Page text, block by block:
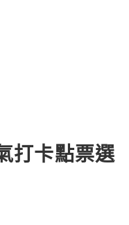
打卡點票選